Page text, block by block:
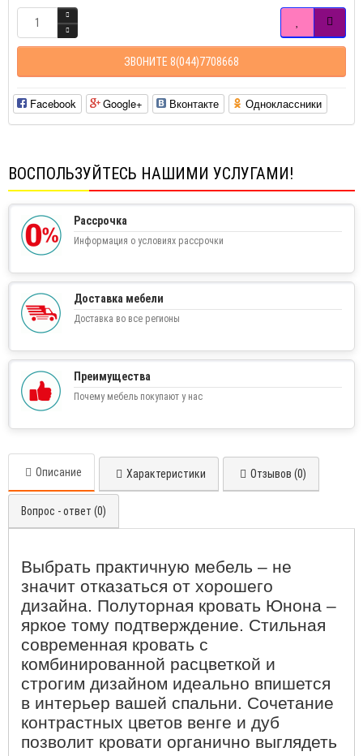
ЗВОНИТЕ 8(044)7708668
Facebook Google+ Вконтакте Одноклассники
ВОСПОЛЬЗУЙТЕСЬ НАШИМИ УСЛУГАМИ!
Рассрочка
Информация о условиях рассрочки
Доставка мебели
Доставка во все регионы
Преимущества
Почему мебель покупают у нас
Описание Характеристики Отзывов (0)
Вопрос - ответ (0)
Выбрать практичную мебель – не
значит отказаться от хорошего
дизайна. Полуторная кровать Юнона –
яркое тому подтверждение. Стильная
современная кровать с
комбинированной расцветкой и
строгим дизайном идеально впишется
в интерьер вашей спальни. Сочетание
контрастных цветов венге и дуб
позволит кровати органично выглядеть